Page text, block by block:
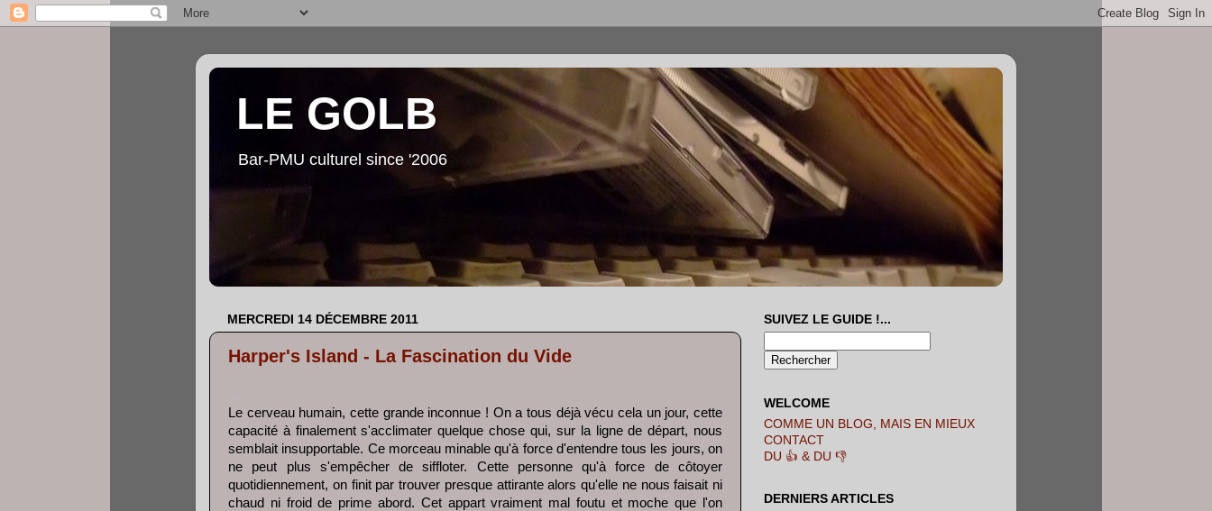
LE GOLB
Bar-PMU culturel since '2006
MERCREDI 14 DÉCEMBRE 2011
Harper's Island - La Fascination du Vide
Le cerveau humain, cette grande inconnue ! On a tous déjà vécu cela un jour, cette
capacité à finalement s'acclimater quelque chose qui, sur la ligne de départ, nous
semblait insupportable. Ce morceau minable qu'à force d'entendre tous les jours, on
ne peut plus s'empêcher de siffloter. Cette personne qu'à force de côtoyer
quotidiennement, on finit par trouver presque attirante alors qu'elle ne nous faisait ni
chaud ni froid de prime abord. Cet appart vraiment mal foutu et moche que l'on
SUIVEZ LE GUIDE !...
WELCOME
COMME UN BLOG, MAIS EN MIEUX
CONTACT
DU 👍 & DU 👎
DERNIERS ARTICLES